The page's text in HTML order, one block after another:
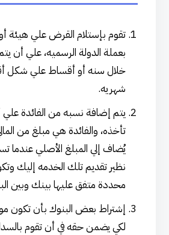
تقوم بإستلام القرض علي هيئة
بعملة الدولة الرسميه، علي أن
خلال سنه أو أقساط علي شكل
شهريه.
يتم إضافة نسبه من الفائدة
تأخذه، والفائدة هي مبلغ من
يُضاف إلي المبلغ الأصلي عندما
نظير تقديم تلك الخدمه إليك
محددة متفق عليها بينك وبين
إشتراط بعض البنوك بأن تكون
لكي يضمن حقه في أن تقوم